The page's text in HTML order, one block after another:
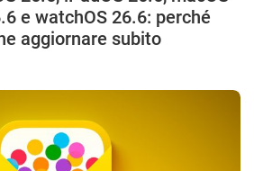
e watchOS 26.6: perché
aggiornare subito